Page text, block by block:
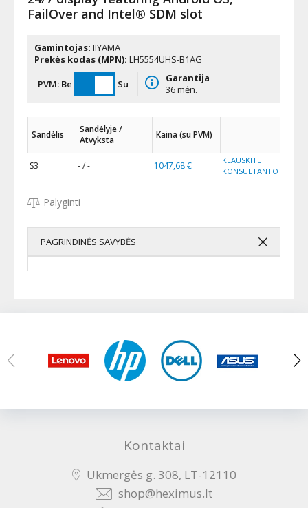
FailOver and Intel® SDM slot
Gamintojas: IIYAMA
Prekės kodas (MPN): LH5554UHS-B1AG
PVM: Be Su
Garantija
36 mėn.
Sandėlis
Sandėlyje /
Atvyksta
Kaina (su PVM)
S3 - / - 1047,68 €
KLAUSKITE
KONSULTANTO
Palyginti
PAGRINDINĖS SAVYBĖS
Kontaktai
Ukmergės g. 308, LT-12110
shop@heximus.lt